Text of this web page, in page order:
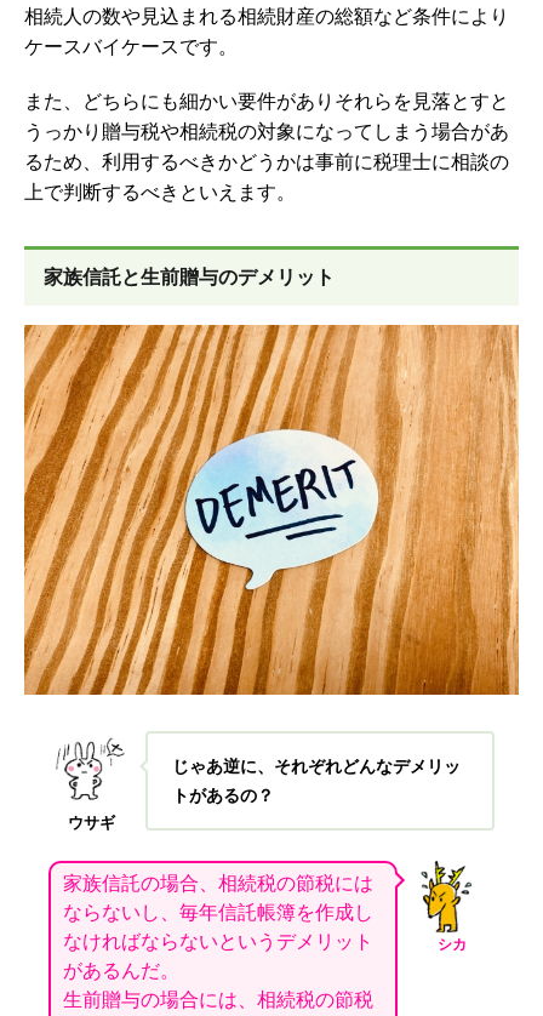
相続人の数や見込まれる相続財産の総額など条件により
ケースバイケースです。
また、どちらにも細かい要件がありそれらを見落とすと
うっかり贈与税や相続税の対象になってしまう場合があ
るため、利用するべきかどうかは事前に税理士に相談の
上で判断するべきといえます。
家族信託と生前贈与のデメリット
ウサギ
じゃあ逆に、それぞれどんなデメリッ
トがあるの？
シカ
家族信託の場合、相続税の節税には
ならないし、毎年信託帳簿を作成し
なければならないというデメリット
があるんだ。
生前贈与の場合には、相続税の節税